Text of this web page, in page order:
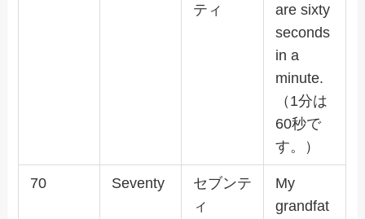
ティ
are sixty
seconds
in a
minute.
（1分は
60秒で
す。）
70 Seventy
セブンテ
ィ
My
grandfat